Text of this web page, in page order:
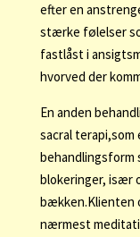
efter en
stærke følelser
fastlåst i
hvorved der
En anden
sacral terapi,som
behandlingsform
blokeringer, især
bækken.Klienten
nærmest